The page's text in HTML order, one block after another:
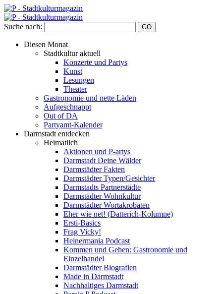
Suche nach:
Diesen Monat
Stadtkultur aktuell
Konzerte und Partys
Kunst
Lesungen
Theater
Gastronomie und nette Läden
Aufgeschnappt
Out of DA
Partyamt-Kalender
Darmstadt entdecken
Heimatlich
Aktionen und P-artys
Darmstadt Deine Wälder
Darmstädter Fakten
Darmstädter Typen/Gesichter
Darmstadts Partnerstädte
Darmstädter Wohnkultur
Darmstädter Wortakrobaten
Eher wie net! (Datterich-Kolumne)
Ersti-Basics
Frag Vicky!
Heinermania Podcast
Kommen und Gehen: Gastronomie und
Einzelhandel
Darmstädter Biografien
Made in Darmstadt
Nachhaltiges Darmstadt